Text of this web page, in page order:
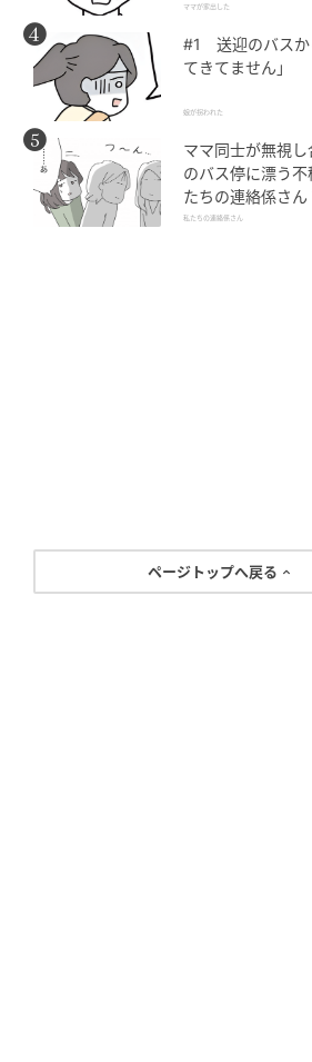
ママが家出した
#1 送迎のバスか
てきてません」
娘が拐われた
ママ同士が無視
のバス停に漂う
たちの連絡係さん
私たちの連絡係さん
ページトップへ戻る